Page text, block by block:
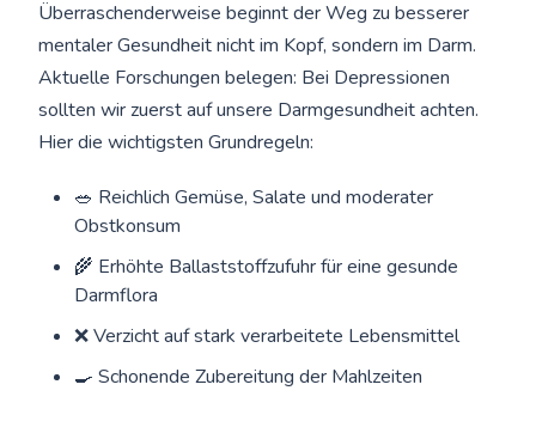
Überraschenderweise beginnt der Weg zu besserer
mentaler Gesundheit nicht im Kopf, sondern im Darm.
Aktuelle Forschungen belegen: Bei Depressionen
sollten wir zuerst auf unsere Darmgesundheit achten.
Hier die wichtigsten Grundregeln:
🥗 Reichlich Gemüse, Salate und moderater
Obstkonsum
🌾 Erhöhte Ballaststoffzufuhr für eine gesunde
Darmflora
❌ Verzicht auf stark verarbeitete Lebensmittel
🍳 Schonende Zubereitung der Mahlzeiten